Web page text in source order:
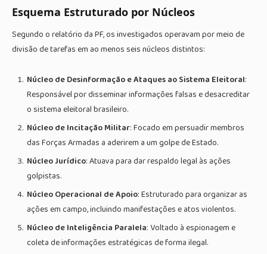
Esquema Estruturado por Núcleos
Segundo o relatório da PF, os investigados operavam por meio de
divisão de tarefas em ao menos seis núcleos distintos:
Núcleo de Desinformação e Ataques ao Sistema Eleitoral:
Responsável por disseminar informações falsas e desacreditar
o sistema eleitoral brasileiro.
Núcleo de Incitação Militar: Focado em persuadir membros
das Forças Armadas a aderirem a um golpe de Estado.
Núcleo Jurídico: Atuava para dar respaldo legal às ações
golpistas.
Núcleo Operacional de Apoio: Estruturado para organizar as
ações em campo, incluindo manifestações e atos violentos.
Núcleo de Inteligência Paralela: Voltado à espionagem e
coleta de informações estratégicas de forma ilegal.